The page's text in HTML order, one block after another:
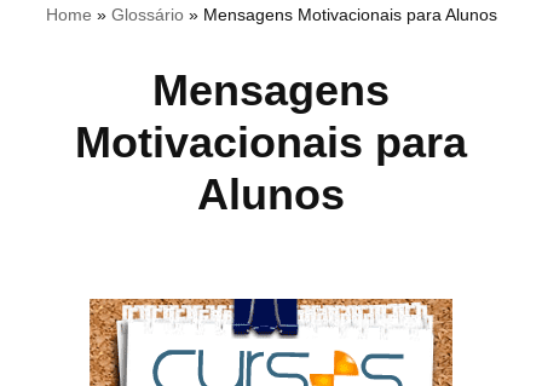
Home » Glossário» Mensagens Motivacionais para Alunos
Mensagens
Motivacionais para
Alunos